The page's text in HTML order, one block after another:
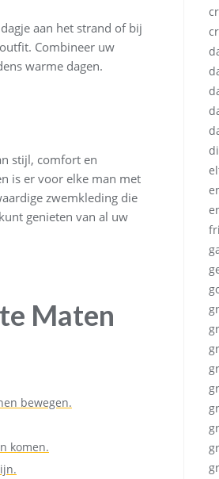
aan het strand of bij
Combineer uw
warme dagen.
stijl, comfort en
is er voor elke man met
zwemkleding die
genieten van al uw
Maten
bewegen.
komen.